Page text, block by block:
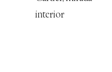
interior